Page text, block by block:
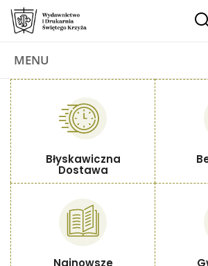
MENU
Błyskawiczna
Dostawa
Najnowsze